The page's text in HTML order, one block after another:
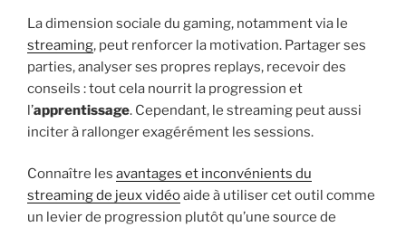
La dimension sociale du gaming, notamment via le
streaming, peut renforcer la motivation. Partager ses
parties, analyser ses propres replays, recevoir des
conseils : tout cela nourrit la progression et
l’apprentissage. Cependant, le streaming peut aussi
inciter à rallonger exagérément les sessions.
Connaître les avantages et inconvénients du
streaming de jeux vidéoaide à utiliser cet outil comme
un levier de progression plutôt qu’une source de